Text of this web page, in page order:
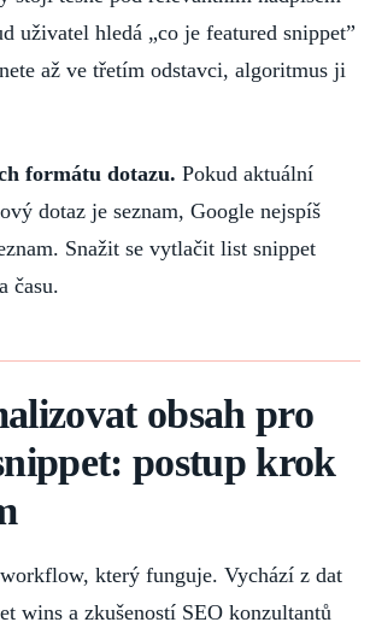
uživatel hledá „co je featured snippet”
až ve třetím odstavci, algoritmus ji
formátu dotazu. Pokud aktuální
dotaz je seznam, Google nejspíš
Snažit se vytlačit list snippet
času.
obsah pro
postup krok
který funguje. Vychází z dat
wins a zkušeností SEO konzultantů